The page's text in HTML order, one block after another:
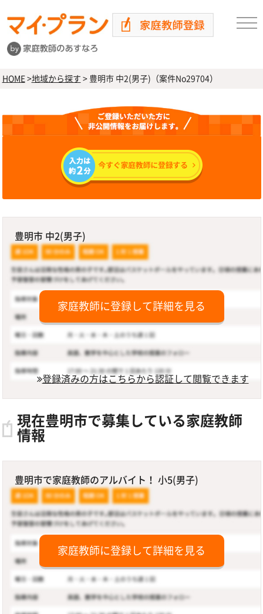
HOME>地域から探す >豊明市 中2(男子)（案件No29704）
豊明市 中2(男子)
家庭教師に登録して詳細を見る
登録済みの方はこちらから認証して閲覧できます
現在豊明市で募集している家庭教師
情報
豊明市で家庭教師のアルバイト！ 小5(男子)
家庭教師に登録して詳細を見る